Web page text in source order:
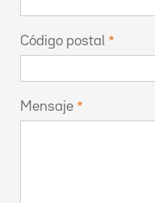
Código postal
Mensaje